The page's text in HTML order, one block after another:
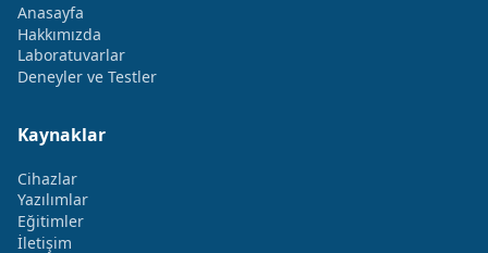
Anasayfa
Hakkımızda
Laboratuvarlar
Deneyler ve Testler
Kaynaklar
Cihazlar
Yazılımlar
Eğitimler
İletişim